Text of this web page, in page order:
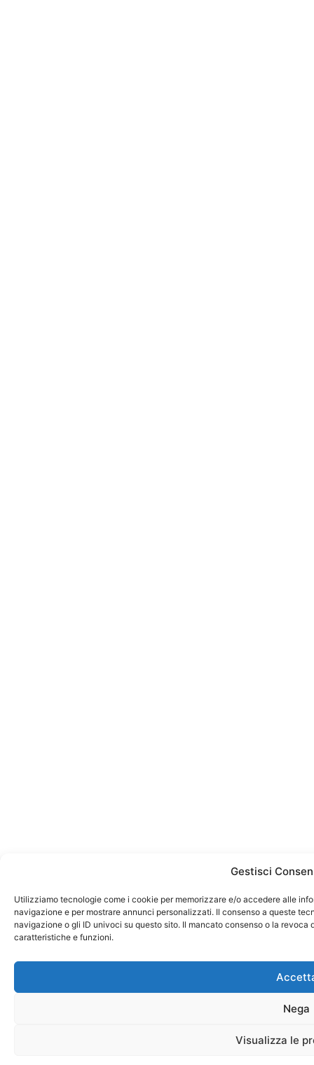
Gestisci
Utilizziamo tecnologie come i cookie per memorizzare e/o accedere alle
navigazione e per mostrare annunci personalizzati. Il consenso a queste
navigazione o gli ID univoci su questo sito. Il mancato consenso o la
caratteristiche e funzioni.
Nega
Visualizza le